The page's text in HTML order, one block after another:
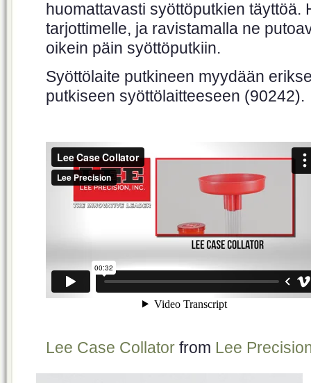
huomattavasti syöttöputkien täyttöä.
tarjottimelle, ja ravistamalla ne
oikein päin syöttöputkiin.
Syöttölaite putkineen myydään
putkiseen syöttölaitteeseen (90242).
Lee Case Collatorfrom Lee